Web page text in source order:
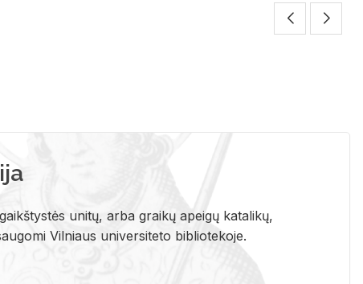
unitų, arba graikų apeigų katalikų,
Vilniaus universiteto bibliotekoje.